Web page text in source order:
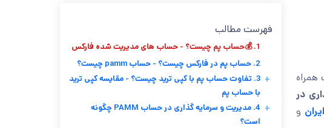
همراه
در
و
فهرست مطالب
1. 💰حساب پم چیست؟ - حساب های مدیریت شده فارکس
2. حساب پم در فارکس چیست؟ - حساب pamm چیست؟
3. تفاوت حساب پم با کپی ترید چیست؟ - مقایسه کپی ترید
با حساب پم
+
4. مدیریت و سرمایه گذاری در حساب PAMM چگونه
است؟
+